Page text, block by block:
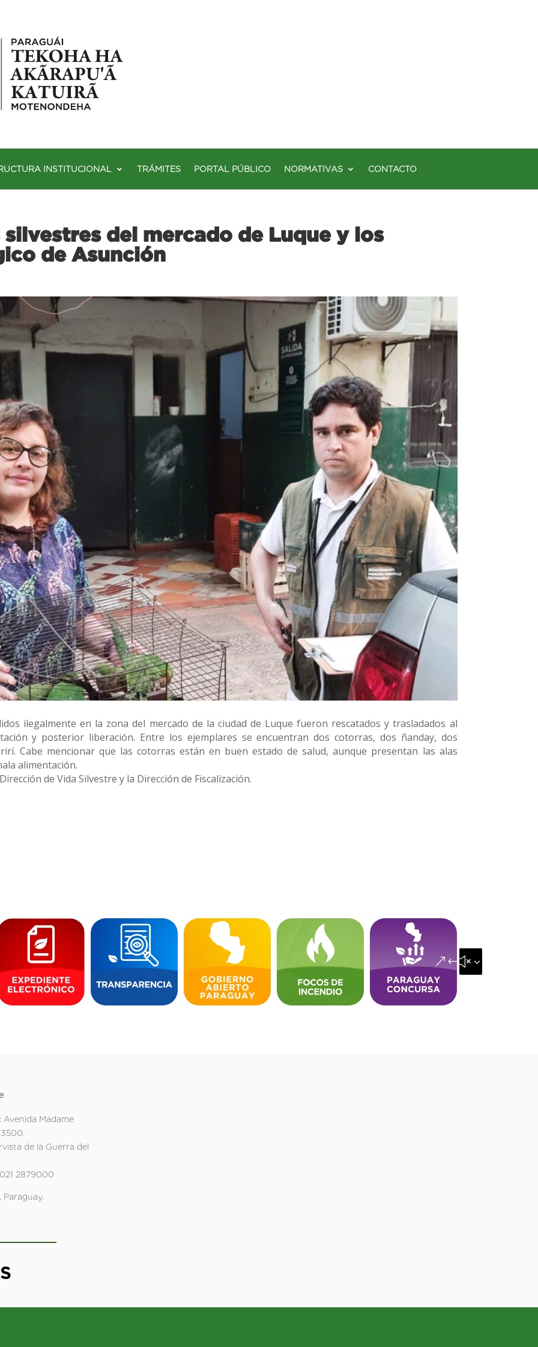
INSTITUCIONAL TRÁMITES PORTAL PÚBLICO NORMATIVAS CONTACTO
del mercado de Luque y los
de Asunción
ilegalmente en la zona del mercado de la ciudad de Luque fueron rescatados y trasladados al
y posterior liberación. Entre los ejemplares se encuentran dos cotorras, dos ñanday, dos
Cabe mencionar que las cotorras están en buen estado de salud, aunque presentan las alas
alimentación.
de Vida Silvestre y la Dirección de Fiscalización.
&#x35;
: Avenida Madame
de la Guerra del
2879000